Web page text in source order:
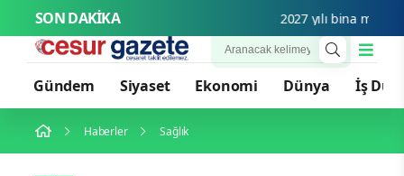
SON DAKİKA 2027 yılı bina
Gündem Siyaset Ekonomi Dünya İş
Haberler Sağlık